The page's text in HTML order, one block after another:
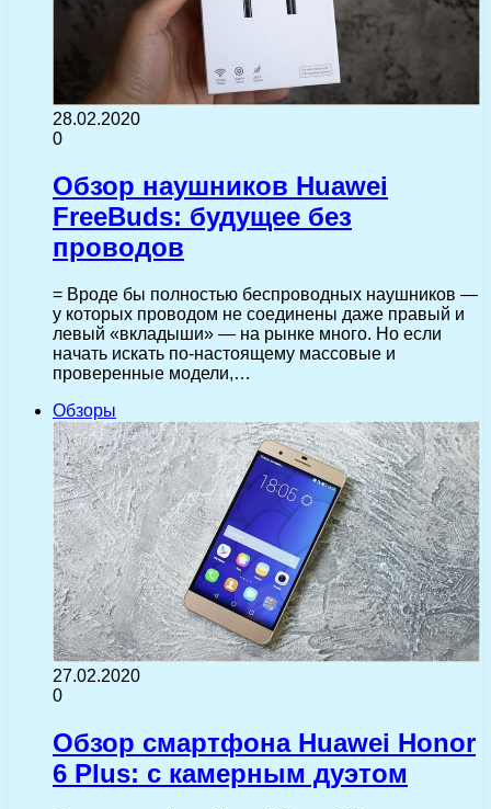
28.02.2020
0
Обзор наушников Huawei
FreeBuds: будущее без
проводов
= Вроде бы полностью беспроводных наушников —
у которых проводом не соединены даже правый и
левый «вкладыши» — на рынке много. Но если
начать искать по-настоящему массовые и
проверенные модели,…
Обзоры
27.02.2020
0
Обзор смартфона Huawei Honor
6 Plus: с камерным дуэтом